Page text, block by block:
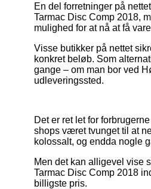
En del forretninger på
Tarmac Disc Comp 2018,
mulighed for at nå at få
Visse butikker på nettet
konkret beløb. Som
gange – om man bor ved
udleveringssted.
Det er ret let for
shops været tvunget til at
kolossalt, og endda nogle
Men det kan alligevel vise
Tarmac Disc Comp 2018
billigste pris.